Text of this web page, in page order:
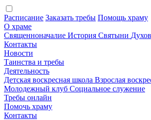
Расписание Заказать требы Помощь храму
О храме
Священноначалие История Святыни
Контакты
Новости
Таинства и требы
Деятельность
Детская воскресная школа Взрослая
Молодежный клуб Социальное служение
Требы онлайн
Помочь храму
Контакты